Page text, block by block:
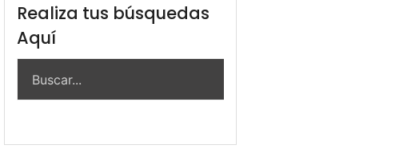
Realiza tus búsquedas
Aquí